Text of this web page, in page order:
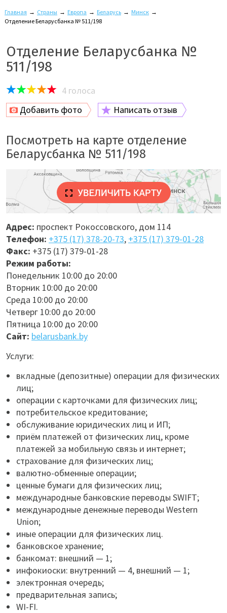
Главная → Страны → Европа → Беларусь → Минск →
Отделение Беларусбанка № 511/198
Отделение Беларусбанка №
511/198
4 голоса
Добавить фото
Написать отзыв
Посмотреть на карте отделение
Беларусбанка № 511/198
Адрес: проспект Рокоссовского, дом 114
Телефон: +375 (17) 378-20-73, +375 (17) 379-01-28
Факс: +375 (17) 379-01-28
Режим работы:
Понедельник 10:00 до 20:00
Вторник 10:00 до 20:00
Среда 10:00 до 20:00
Четверг 10:00 до 20:00
Пятница 10:00 до 20:00
Сайт: belarusbank.by
Услуги:
вкладные (депозитные) операции для физических
лиц;
операции с карточками для физических лиц;
потребительское кредитование;
обслуживание юридических лиц и ИП;
приём платежей от физических лиц, кроме
платежей за мобильную связь и интернет;
страхование для физических лиц;
валютно-обменные операции;
ценные бумаги для физических лиц;
международные банковские переводы SWIFT;
международные денежные переводы Western
Union;
иные операции для физических лиц.
банковское хранение;
банкомат: внешний — 1;
инфокиоски: внутренний — 4, внешний — 1;
электронная очередь;
предварительная запись;
WI-FI.